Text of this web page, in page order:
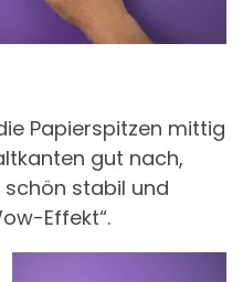
Papierspitzen mittig
gut nach,
stabil und
Effekt“.